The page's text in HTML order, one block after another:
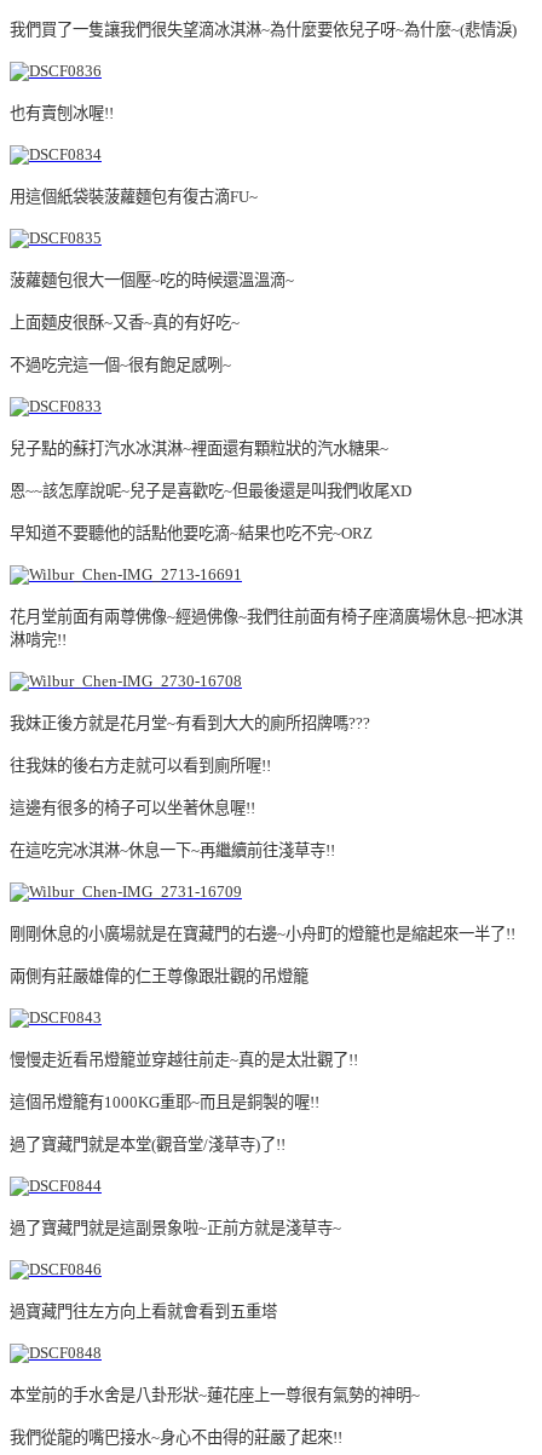
我們買了一隻讓我們很失望滴冰淇淋~為什麼要依兒子呀~為什麼~(悲情淚)
也有賣刨冰喔!!
用這個紙袋裝菠蘿麵包有復古滴FU~
菠蘿麵包很大一個壓~吃的時候還溫溫滴~
上面麵皮很酥~又香~真的有好吃~
不過吃完這一個~很有飽足感咧~
兒子點的蘇打汽水冰淇淋~裡面還有顆粒狀的汽水糖果~
恩~~該怎摩說呢~兒子是喜歡吃~但最後還是叫我們收尾XD
早知道不要聽他的話點他要吃滴~結果也吃不完~ORZ
花月堂前面有兩尊佛像~經過佛像~我們往前面有椅子座滴廣場休息~把冰淇
淋啃完!!
我妹正後方就是花月堂~有看到大大的廁所招牌嗎???
往我妹的後右方走就可以看到廁所喔!!
這邊有很多的椅子可以坐著休息喔!!
在這吃完冰淇淋~休息一下~再繼續前往淺草寺!!
剛剛休息的小廣場就是在寶藏門的右邊~小舟町的燈籠也是縮起來一半了!!
兩側有莊嚴雄偉的仁王尊像跟壯觀的吊燈籠
慢慢走近看吊燈籠並穿越往前走~真的是太壯觀了!!
這個吊燈籠有1000KG重耶~而且是銅製的喔!!
過了寶藏門就是本堂(觀音堂/淺草寺)了!!
過了寶藏門就是這副景象啦~正前方就是淺草寺~
過寶藏門往左方向上看就會看到五重塔
本堂前的手水舍是八卦形狀~蓮花座上一尊很有氣勢的神明~
我們從龍的嘴巴接水~身心不由得的莊嚴了起來!!